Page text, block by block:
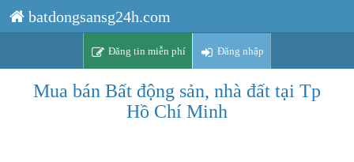
batdongsansg24h.com
Đăng tin miễn phí Đăng nhập
Mua bán Bất động sản, nhà đất tại Tp
Hồ Chí Minh